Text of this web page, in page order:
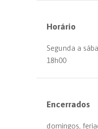
Horário
Segunda a
18h00
Encerrados
domingos,